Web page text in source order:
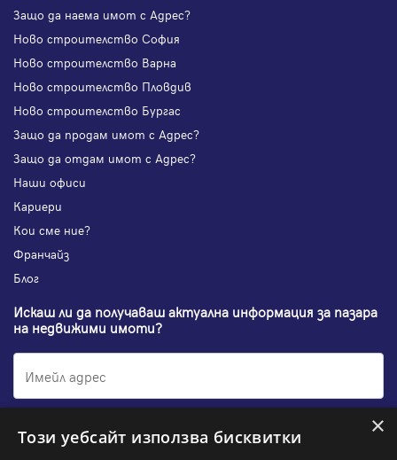
Защо да наема имот с Адрес?
Ново строителство София
Ново строителство Варна
Ново строителство Пловдив
Ново строителство Бургас
Защо да продам имот с Адрес?
Защо да отдам имот с Адрес?
Наши офиси
Кариери
Кои сме ние?
Франчайз
Блог
Искаш ли да получаваш актуална информация за пазара
на недвижими имоти?
Абонирам се ×
Този уебсайт използва бисквитки